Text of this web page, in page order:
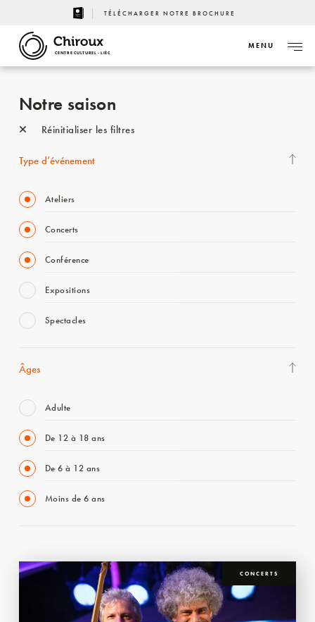
TÉLÉCHARGER NOTRE BROCHURE
CENTRE CULTUREL - LIÈGE
MENU
Notre saison
Réinitialiser les filtres
Type d’événement
Ateliers
Concerts
Conférence
Expositions
Spectacles
Âges
Adulte
De 12 à 18 ans
De 6 à 12 ans
Moins de 6 ans
CONCERTS